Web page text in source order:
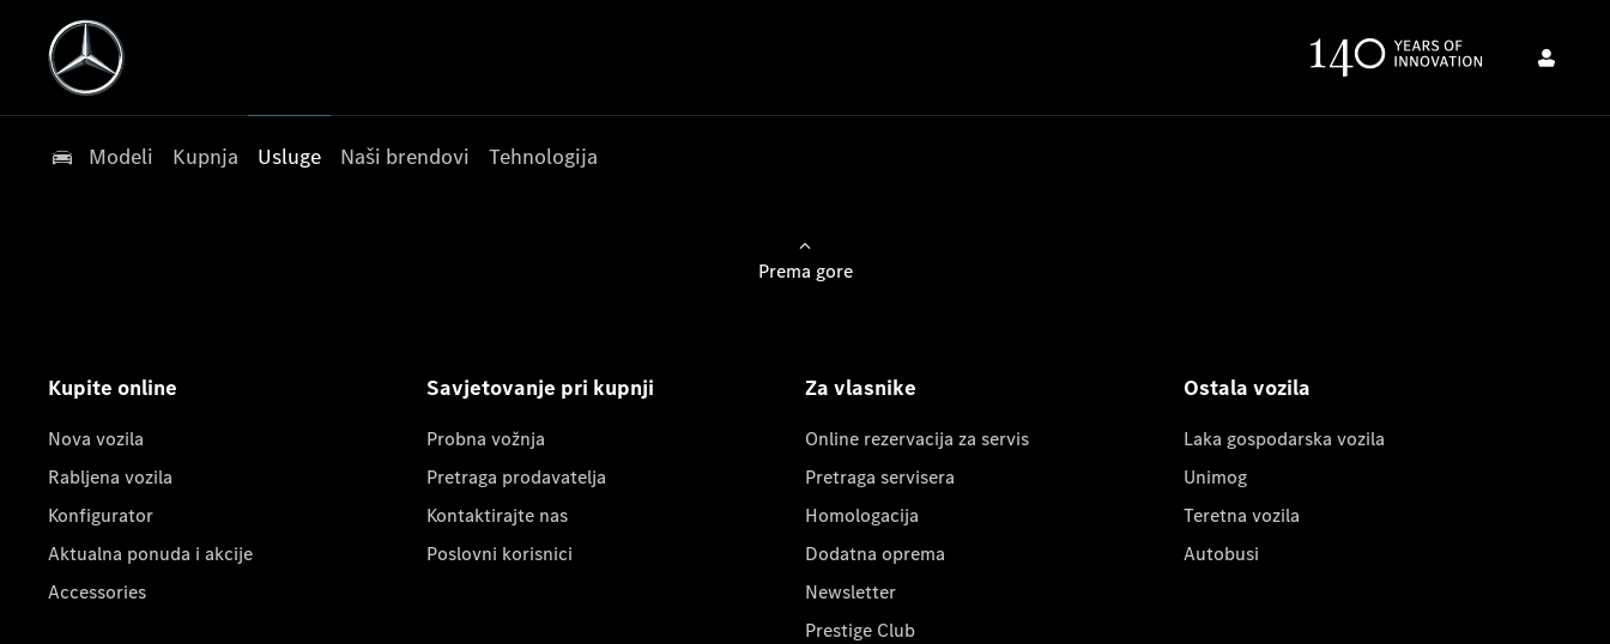
Modeli Kupnja Usluge Naši brendovi Tehnologija
Prema gore
Kupite online
Nova vozila
Rabljena vozila
Konfigurator
Aktualna ponuda i akcije
Accessories
Savjetovanje pri kupnji
Probna vožnja
Pretraga prodavatelja
Kontaktirajte nas
Poslovni korisnici
Za vlasnike
Online rezervacija za servis
Pretraga servisera
Homologacija
Dodatna oprema
Newsletter
Prestige Club
Ostala vozila
Laka gospodarska vozila
Unimog
Teretna vozila
Autobusi